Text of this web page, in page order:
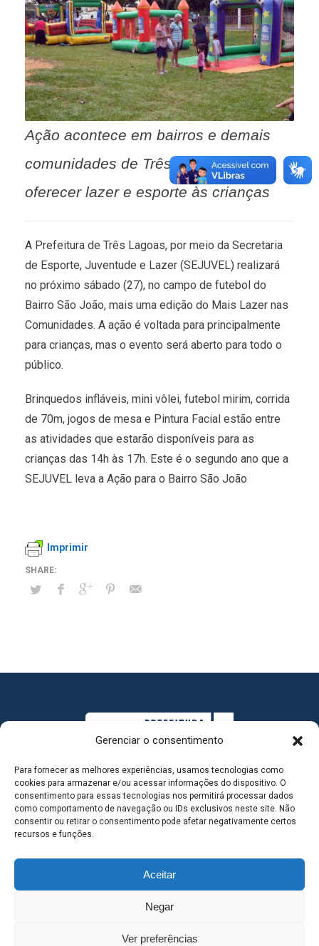
Gerenciar o consentimento
Para fornecer as melhores experiências, usamos tecnologias como
cookies para armazenar e/ou acessar informações do dispositivo. O
consentimento para essas tecnologias nos permitirá processar dados
como comportamento de navegação ou IDs exclusivos neste site. Não
consentir ou retirar o consentimento pode afetar negativamente certos
recursos e funções.
Aceitar
Negar
Ver preferências
Ação acontece em bairros e demais
comunidades de Três Lagoas para
oferecer lazer e esporte às crianças
A Prefeitura de Três Lagoas, por meio da Secretaria
de Esporte, Juventude e Lazer (SEJUVEL) realizará
no próximo sábado (27), no campo de futebol do
Bairro São João, mais uma edição do Mais Lazer nas
Comunidades. A ação é voltada para principalmente
para crianças, mas o evento será aberto para todo o
público.
Brinquedos infláveis, mini vôlei, futebol mirim, corrida
de 70m, jogos de mesa e Pintura Facial estão entre
as atividades que estarão disponíveis para as
crianças das 14h às 17h. Este é o segundo ano que a
SEJUVEL leva a Ação para o Bairro São João
Imprimir
MAPA DO SITE
SEDE DO ADMINISTRATIVO MUNICIPAL - Avenida